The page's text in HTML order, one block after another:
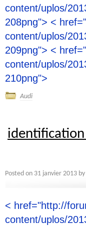
content/uplos/
208png"> <
content/uplos/
209png"> <
content/uplos/
210png">
Audi
identification
Posted on 31 janvier 2013 by
< href="http://
content/uplos/